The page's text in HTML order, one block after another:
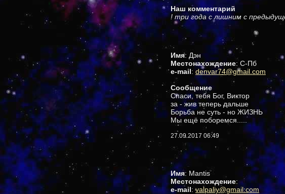
Наш комментарий
! три года с лишним с
Имя: Дэн
Местонахождение: С-Пб
e-mail: denvar74@gmail.com
Сообщение
Спаси, тебя Бог, Виктор
за - жив теперь дальше
Борьба не суть - но ЖИЗНЬ
Мы ещё поборемся.....
27.09.2017 06:49
Имя: Mantis
Местонахождение:
e-mail:valpaliy@gmail.com